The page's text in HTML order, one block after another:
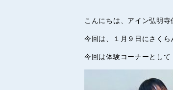
こんにちは、アイン弘明寺
今回は、１月９日にさくら
今回は体験コーナーとして